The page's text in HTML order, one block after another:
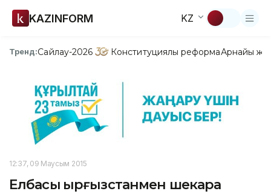
KAZINFORM KZ
Тренд:Сайлау-2026 Конституциялық реформаАрнайы
12:37, 09 Маусым 2015
Елбасы Қырғызстанмен шекара